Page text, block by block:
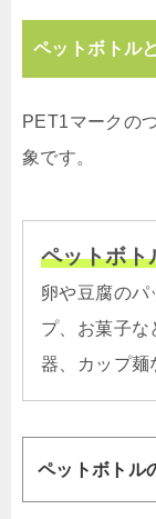
ペットボトル
PET1マークの
象です。
ペットボト
卵や豆腐のパ
プ、お菓子な
器、カップ麺
ペットボトル